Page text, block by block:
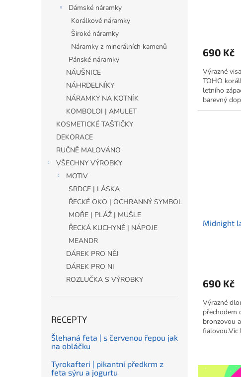
Dámské náramky
Korálkové náramky
Široké náramky
Náramky z minerálních kamenů
Pánské náramky
NÁUŠNICE
NÁHRDELNÍKY
NÁRAMKY NA KOTNÍK
KOMBOLOI | AMULET
KOSMETICKÉ TAŠTIČKY
DEKORACE
RUČNĚ MALOVÁNO
VŠECHNY VÝROBKY
MOTIV
SRDCE | LÁSKA
ŘECKÉ OKO | OCHRANNÝ SYMBOL
MOŘE | PLÁŽ | MUŠLE
ŘECKÁ KUCHYNĚ | NÁPOJE
MEANDR
DÁREK PRO NĚJ
DÁREK PRO NI
ROZLUČKA S VÝROBKY
RECEPTY
Šlehaná feta | s červenou řepou jak
na obláčku
Tyrokafteri | pikantní předkrm z
feta sýru a jogurtu
690 Kč
Výrazné
TOHO
letního
barevný
nebojí
Midnight
690 Kč
Výrazné
přechodem
bronzovou
fialovou.Víc